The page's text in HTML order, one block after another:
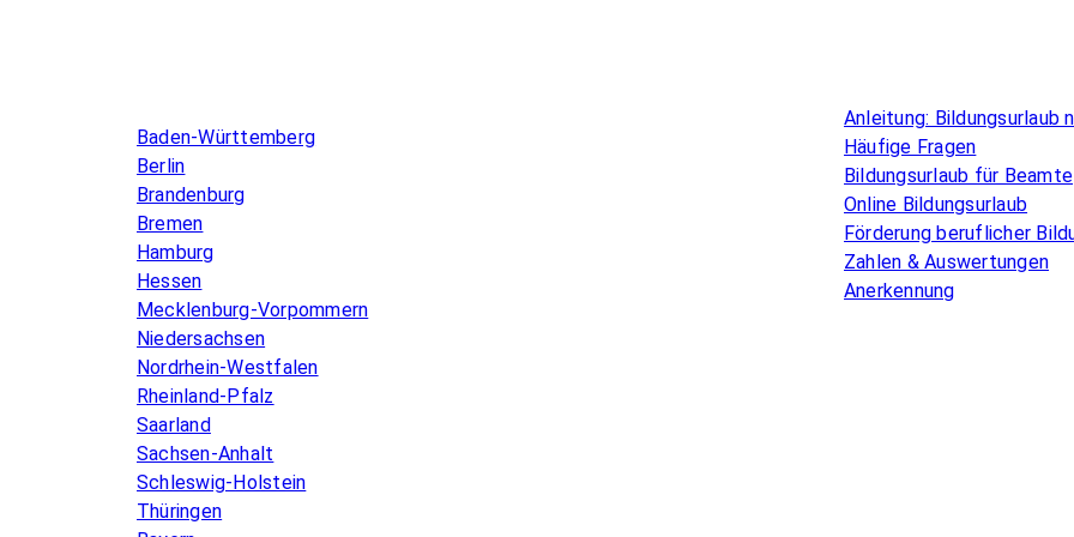
Baden-Württemberg
Berlin
Brandenburg
Bremen
Hamburg
Hessen
Mecklenburg-Vorpommern
Niedersachsen
Nordrhein-Westfalen
Rheinland-Pfalz
Saarland
Sachsen-Anhalt
Schleswig-Holstein
Thüringen
Anleitung: Bildungsurlaub
Häufige Fragen
Bildungsurlaub für Beamte
Online Bildungsurlaub
Förderung beruflicher
Zahlen & Auswertungen
Anerkennung